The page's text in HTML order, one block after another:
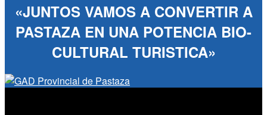
«JUNTOS VAMOS A CONVERTIR A
PASTAZA EN UNA POTENCIA BIO-
CULTURAL TURISTICA»